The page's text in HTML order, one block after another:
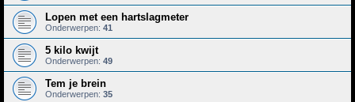
Lopen met een hartslagmeter
Onderwerpen: 41
5 kilo kwijt
Onderwerpen: 49
Tem je brein
Onderwerpen: 35